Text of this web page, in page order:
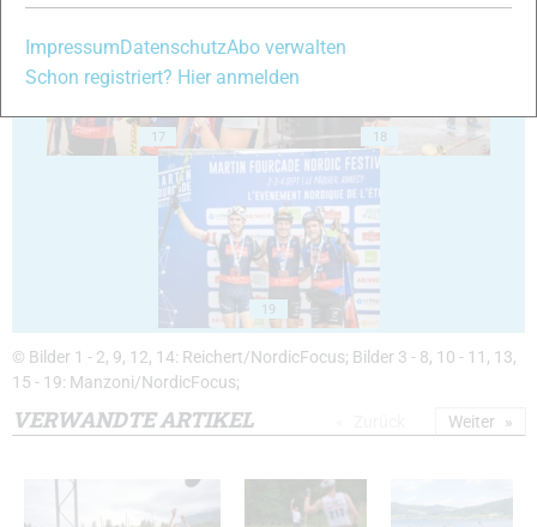
17 18
19
© Bilder 1 - 2, 9, 12, 14: Reichert/NordicFocus; Bilder 3 - 8, 10 - 11, 13,
15 - 19: Manzoni/NordicFocus;
VERWANDTE ARTIKEL Weiter
Impressum DatenschutzAbo verwalten
Schon registriert? Hier anmelden